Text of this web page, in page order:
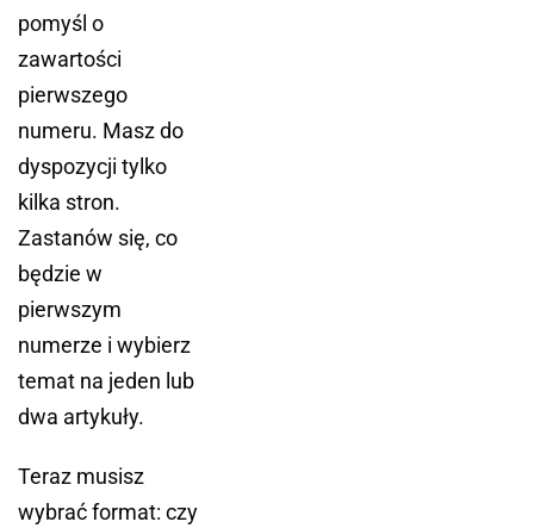
pomyśl o
zawartości
pierwszego
numeru. Masz do
dyspozycji tylko
kilka stron.
Zastanów się, co
będzie w
pierwszym
numerze i wybierz
temat na jeden lub
dwa artykuły.
Teraz musisz
wybrać format: czy